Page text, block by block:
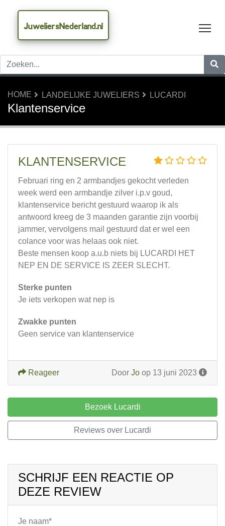
JuweliersNederland.nl
HOME LANDELIJKE JUWELIERS LUCARDI
Klantenservice
KLANTENSERVICE
Februari ring en 2 armbandjes gekocht verleden
week werd een armbandje zilver i.p.v goud,
klantenservice bericht gestuurd waarop ik als
antwoord kreeg de 3 maanden garantie zijn voorbij
jammer, vervolgens mail gestuurd dat er wel een
colance voor was helaas ook niet.
Beste mensen koop a.u.b niets bij LUCARDI HET
NEP EN DE SERVICE IS ZEER SLECHT.
Sterke punten
Je iets verkopen wat nep is
Zwakke punten
Geen service van klantenservice
Door Jo op 13 juni 2023
Reageer
Bezoek Lucardi
Reviews over Lucardi
SCHRIJF EEN REACTIE OP
DEZE REVIEW
Je naam*